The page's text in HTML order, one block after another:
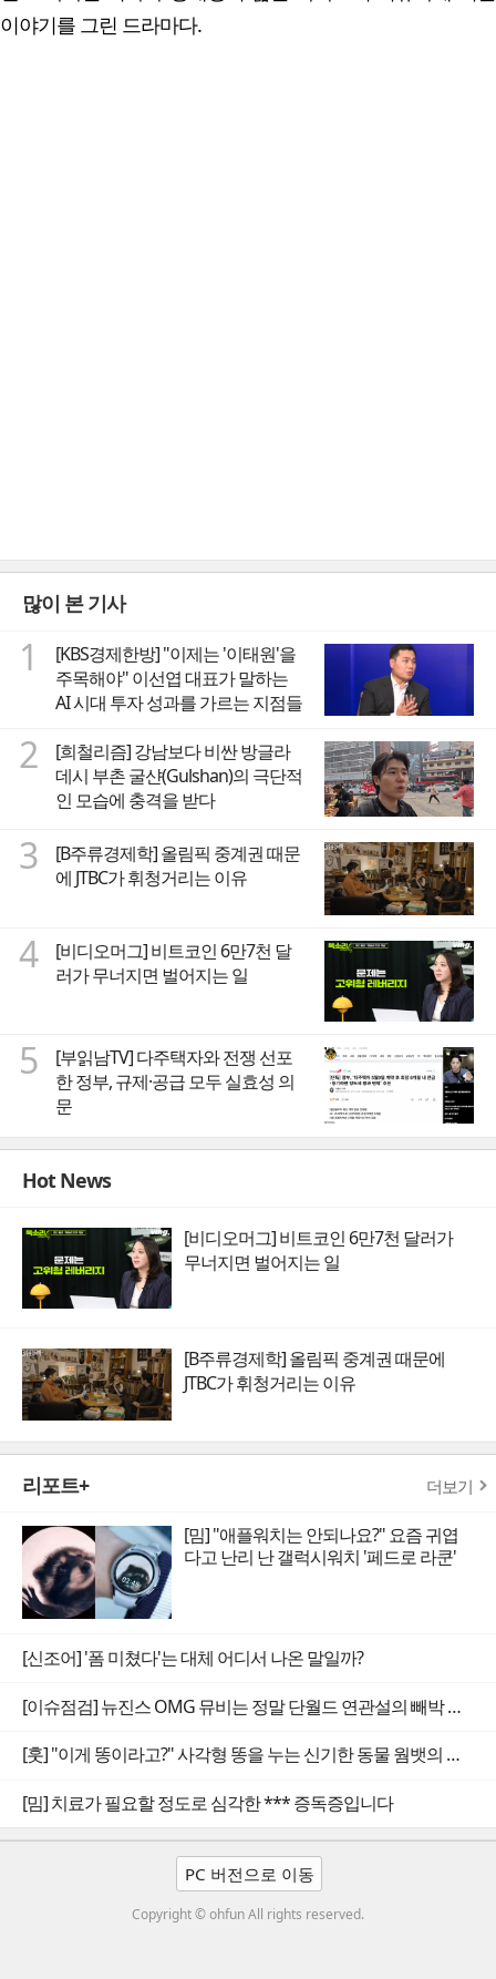
이야기를 그린 드라마다.
많이 본 기사
1
[KBS경제한방] "이제는 '이태원'을
주목해야" 이선엽 대표가 말하는
AI 시대 투자 성과를 가르는 지점들
2
[희철리즘] 강남보다 비싼 방글라
데시 부촌 굴샨(Gulshan)의 극단적
인 모습에 충격을 받다
3
[B주류경제학] 올림픽 중계권 때문
에 JTBC가 휘청거리는 이유
4
[비디오머그] 비트코인 6만7천 달
러가 무너지면 벌어지는 일
5
[부읽남TV] 다주택자와 전쟁 선포
한 정부, 규제·공급 모두 실효성 의
문
Hot News
[비디오머그] 비트코인 6만7천 달러가
무너지면 벌어지는 일
[B주류경제학] 올림픽 중계권 때문에
JTBC가 휘청거리는 이유
리포트+ 더보기
[밈] "애플워치는 안되나요?" 요즘 귀엽
다고 난리 난 갤럭시워치 '페드로 라쿤'
[신조어] '폼 미쳤다'는 대체 어디서 나온 말일까?
[이슈점검] 뉴진스 OMG 뮤비는 정말 단월드 연관설의 빼박 증거일까
[훗] "이게 똥이라고?" 사각형 똥을 누는 신기한 동물 웜뱃의 비밀
[밈] 치료가 필요할 정도로 심각한 *** 증독증입니다
PC 버전으로 이동
Copyright © ohfun All rights reserved.